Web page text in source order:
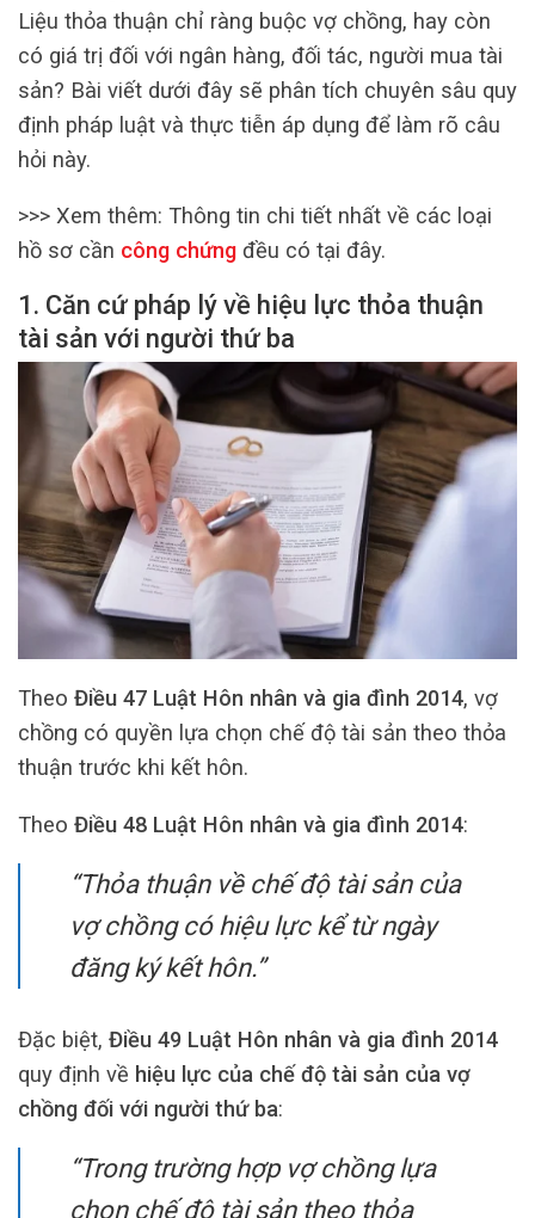
Liệu thỏa thuận chỉ ràng buộc vợ chồng, hay còn
có giá trị đối với ngân hàng, đối tác, người mua tài
sản? Bài viết dưới đây sẽ phân tích chuyên sâu quy
định pháp luật và thực tiễn áp dụng để làm rõ câu
hỏi này.
>>> Xem thêm: Thông tin chi tiết nhất về các loại
hồ sơ cần công chứng đều có tại đây.
1. Căn cứ pháp lý về hiệu lực thỏa thuận
tài sản với người thứ ba
Theo Điều 47 Luật Hôn nhân và gia đình 2014, vợ
chồng có quyền lựa chọn chế độ tài sản theo thỏa
thuận trước khi kết hôn.
Theo Điều 48 Luật Hôn nhân và gia đình 2014:
“Thỏa thuận về chế độ tài sản của
vợ chồng có hiệu lực kể từ ngày
đăng ký kết hôn.”
Đặc biệt, Điều 49 Luật Hôn nhân và gia đình 2014
quy định về hiệu lực của chế độ tài sản của vợ
chồng đối với người thứ ba:
“Trong trường hợp vợ chồng lựa
chọn chế độ tài sản theo thỏa